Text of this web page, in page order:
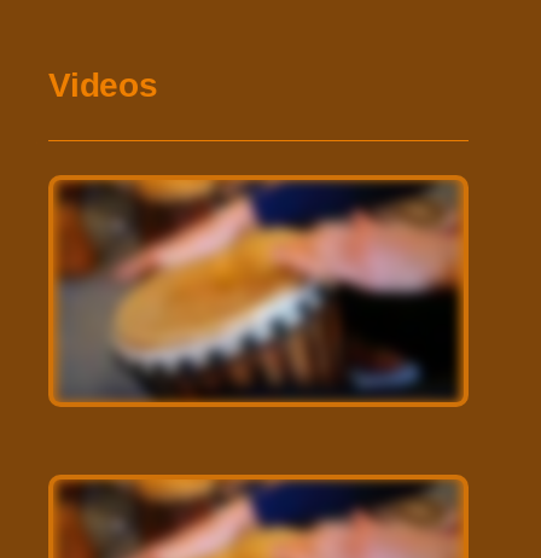
Videos